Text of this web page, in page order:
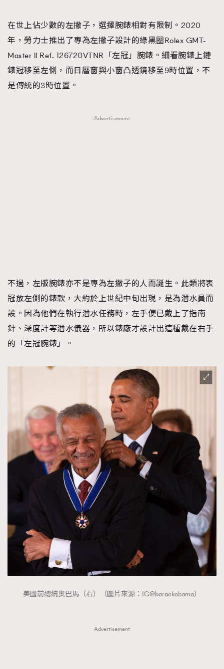
在世上佔少數的左撇子，選擇腕錶相對有限制。2020
年，勞力士推出了專為左撇子設計的綠黑圈Rolex GMT-
Master ll Ref. 126720VTNR「左冠」腕錶。細看腕錶上鏈
錶冠移至左側，而日曆窗與小窗凸透鏡移至9時位置，不
是傳統的3時位置。
Advertisement
不過，左版腕錶亦不是專為左撇子的人而誕生。​​此類將表
冠放左側的錶款，大約於上世紀中旬出現，是為潛水員而
設。因為他們在執行潛水任務時，左手便已戴上了指南
針、深度計等潛水儀器，所以錶廠才設計出這種戴在右手
的「左冠腕錶」。
美國前總統奧巴馬（右）（圖片來源：IG@barackobama）
Advertisement